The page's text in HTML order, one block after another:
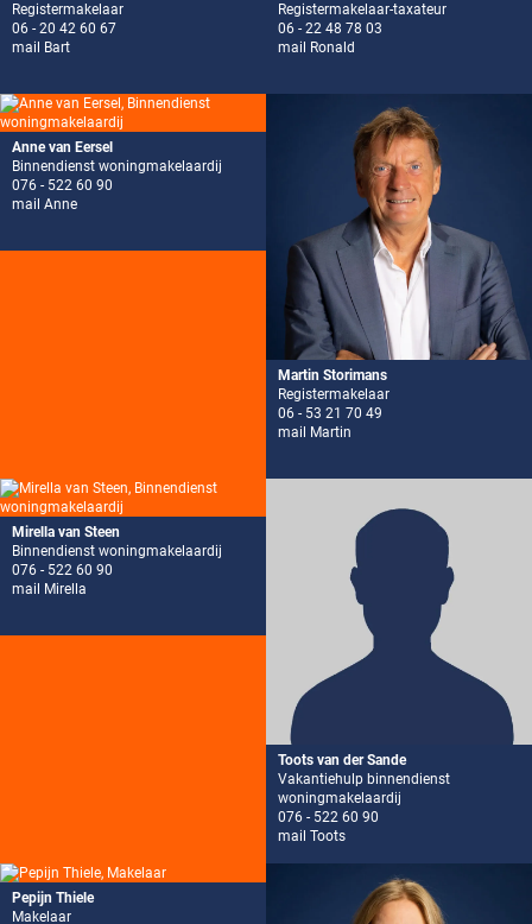
Registermakelaar
06 - 20 42 60 67
mail Bart
Registermakelaar-taxateur
06 - 22 48 78 03
mail Ronald
Anne van Eersel
Binnendienst woningmakelaardij
076 - 522 60 90
mail Anne
Martin Storimans
Registermakelaar
06 - 53 21 70 49
mail Martin
Mirella van Steen
Binnendienst woningmakelaardij
076 - 522 60 90
mail Mirella
Toots van der Sande
Vakantiehulp binnendienst
woningmakelaardij
076 - 522 60 90
mail Toots
Pepijn Thiele
Makelaar